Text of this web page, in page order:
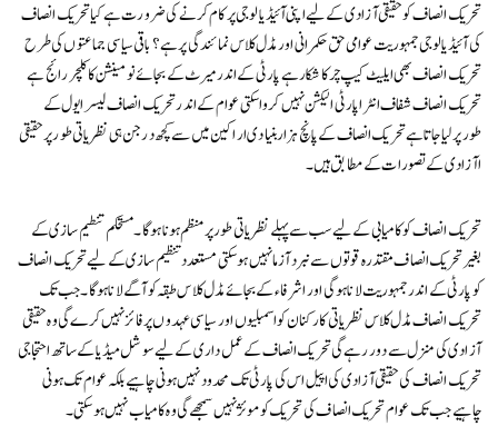
تحریک انصاف کو حقیقی آزادی کے لیے اپنی آئیڈیالوجی پر کام کرنے کی ضرورت ہے کیا تحریک انصاف
کی آئیڈیالوجی جمہوریت عوامی حق حکمرانی اور مڈل کلاس نمائندگی پر ہے؟ باقی سیاسی جماعتو ں کی طر ح
تحریک انصاف بھی ایلیٹ کیپ چر کا شکار ہے پارٹی کے اندر میرٹ کے بجائے نومینشن کا کلچر رائج ہے
تحریک انصاف شفاف انٹرا پارٹی الیکشن نہیں کرواسکتی عوام کے اند ر تحریک انصاف لیسرایول کے
طورپر لیا جاتا ہے تحریک انصاف کےپانچ ہزار بنیادی اراکین میں سے کچھ درجن ہی نظریاتی طور پر حقیقی
اآزادی کے تصورات کے مطابق ہیں۔
تحریک انصاف کو کامیابی کے لیے سب سے پہلے نظریاتی طور پر منظم ہو نا ہو گا ۔مستحکم تنطیم سازی کے
بغیر تحریک انصاف مقتدرہ قوتوں سے نبرد آزما نہیں ہو سکتی مستعدد تنظیمسازی کے لیے تحریک انصاف
کو پارٹی کے اندر جمہوریت لانا ہو گی اور اشرفاء کے بجائے مڈل کلا س طبقہ کو آگے لانا ہو گا۔ جب تک
تحریک انصاف مڈل کلاس نظریاتی کارکنان کو اسمبلیوں اور سیاسی عہدوں پر فائز نہیں کر ےگی وہ حقیقی
آزادی کی منزل سے دور رہےگی تحریک انصاف کے عمل داری کے لیے سوشل میڈیا کے ساتھ احتجاجی
تحریک انصاف کی حقیقی آزادی کی اپیل اس کی پارٹی تک محدود نہیں ہو نی چاہیے بلکہ عوام تک ہونی
چاہیے جب تک عو ام تحریک انصاف کی تحریک کو موئژ نہیں سمجھے گی وہ کامیاب نہیں ہو سکتی۔